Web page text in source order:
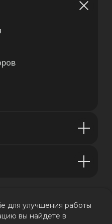
для улучшения работы
вы найдете в